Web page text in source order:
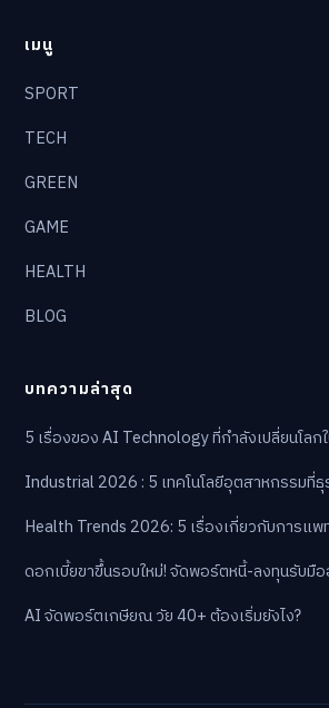
เมนู
SPORT
TECH
GREEN
GAME
HEALTH
BLOG
บทความล่าสุด
5 เรื่องของ AI Technology ที่กำลังเปลี่ยนโลก
Industrial 2026 : 5 เทคโนโลยีอุตสาหกรรมที่
Health Trends 2026: 5 เรื่องเกี่ยวกับการแ
ดอกเบี้ยขาขึ้นรอบใหม่! จัดพอร์ตหนี้-ลงทุนรับมือ
AI จัดพอร์ตเกษียณ วัย 40+ ต้องเริ่มยังไง?